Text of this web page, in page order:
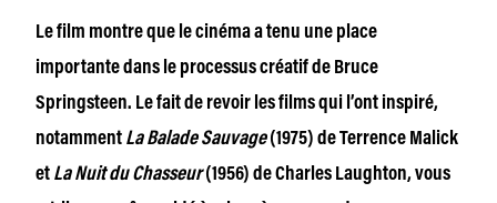
Le film montre que le cinéma a tenu une place
importante dans le processus créatif de Bruce
Springsteen. Le fait de revoir les films qui l’ont inspiré,
notamment La Balade Sauvage(1975) de Terrence Malick
et La Nuit du Chasseur(1956) de Charles Laughton, vous